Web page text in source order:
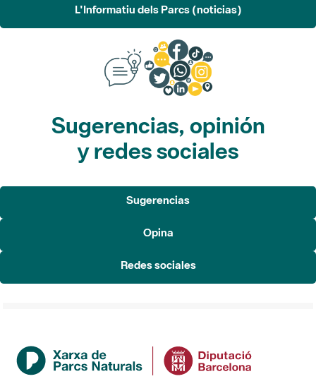
L'Informatiu dels Parcs (noticias)
Sugerencias, opinión
y redes sociales
Sugerencias
Opina
Redes sociales